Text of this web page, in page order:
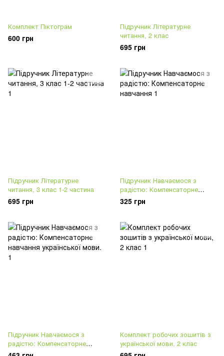
Комплект Піктограм
600 грн
Підручник Літературне
читання, 2 клас
695 грн
Підручник Літературне
читання, 3 клас 1-2 частина
695 грн
Підручник Навчаємося з
радістю: Компенсаторне
навчання
325 грн
Підручник Навчаємося з
радістю: Компенсаторне
навчання української мови.
Комплект робочих зошитів з
української мови, 2 клас